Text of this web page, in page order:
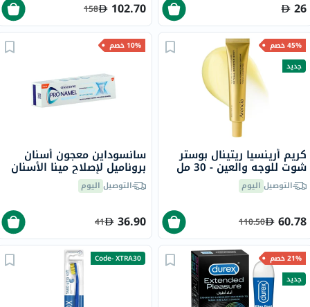
26
102.70
158
45% خصم
جديد
كريم أرينسيا ريتينال بوستر
شوت للوجه والعين - 30 مل
التوصيل اليوم
60.78
110.50
10% خصم
سانسوداين معجون أسنان
بروناميل لإصلاح مينا الأسنان
وتبييضها 75 مل
التوصيل اليوم
36.90
41
21% خصم
جديد
Code- XTRA30